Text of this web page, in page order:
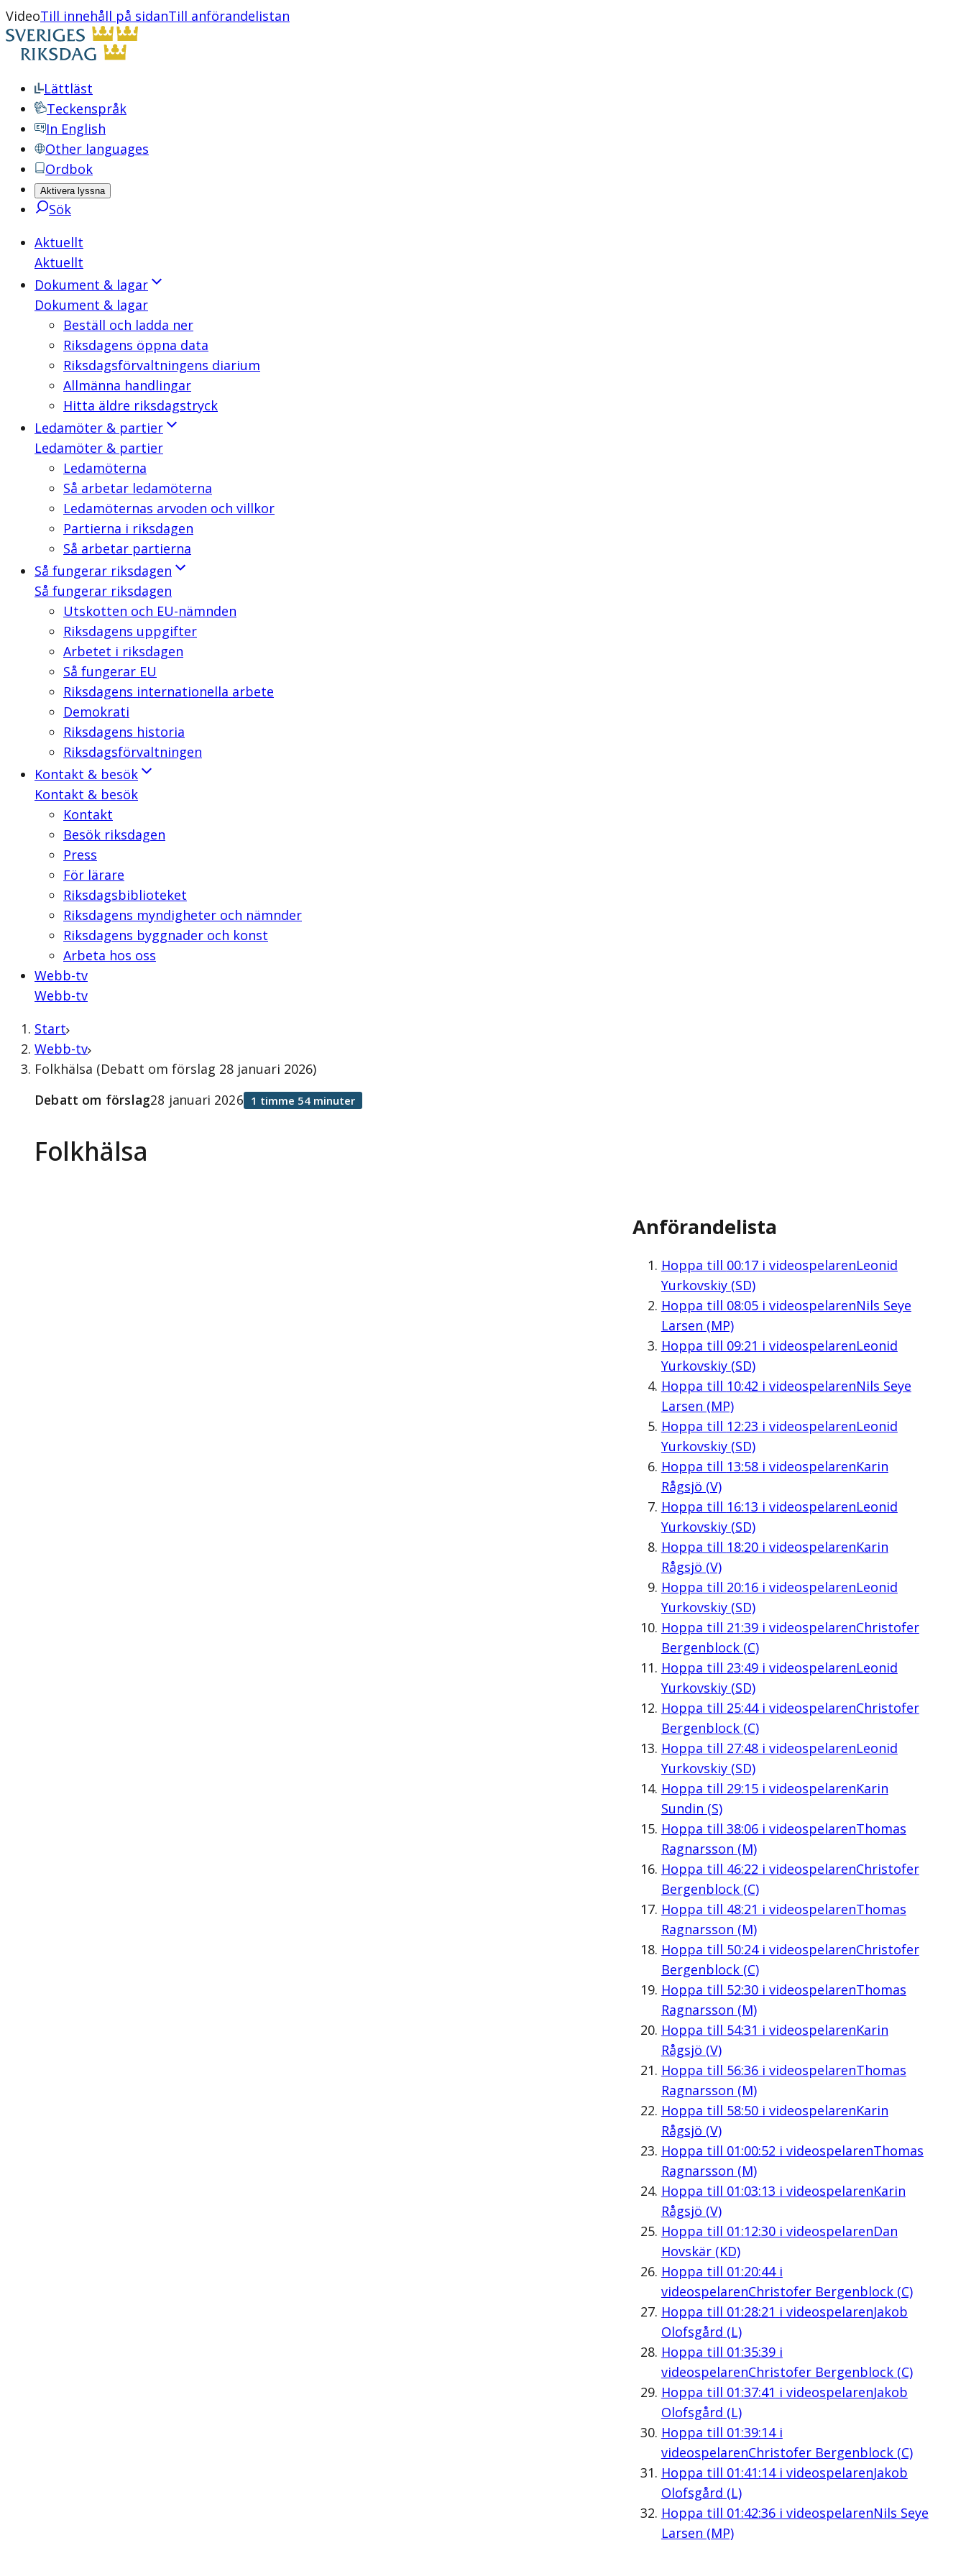
VideoTill innehåll på sidanTill anförandelistan
Lättläst
Teckenspråk
In English
Other languages
Ordbok
Aktivera lyssna
Sök
Aktuellt
Aktuellt
Dokument & lagar
Dokument & lagar
Beställ och ladda ner
Riksdagens öppna data
Riksdagsförvaltningens diarium
Allmänna handlingar
Hitta äldre riksdagstryck
Ledamöter & partier
Ledamöter & partier
Ledamöterna
Så arbetar ledamöterna
Ledamöternas arvoden och villkor
Partierna i riksdagen
Så arbetar partierna
Så fungerar riksdagen
Så fungerar riksdagen
Utskotten och EU-nämnden
Riksdagens uppgifter
Arbetet i riksdagen
Så fungerar EU
Riksdagens internationella arbete
Demokrati
Riksdagens historia
Riksdagsförvaltningen
Kontakt & besök
Kontakt & besök
Kontakt
Besök riksdagen
Press
För lärare
Riksdagsbiblioteket
Riksdagens myndigheter och nämnder
Riksdagens byggnader och konst
Arbeta hos oss
Webb-tv
Webb-tv
Start
Webb-tv
Folkhälsa (Debatt om förslag 28 januari 2026)
Folkhälsa
Debatt om förslag28 januari 2026 1 timme 54 minuter
Anförandelista
Hoppa till 00:17i videospelarenLeonid
Yurkovskiy (SD)
Hoppa till 08:05i videospelarenNils Seye
Larsen (MP)
Hoppa till 09:21 i videospelarenLeonid
Yurkovskiy (SD)
Hoppa till 10:42 i videospelarenNils Seye
Larsen (MP)
Hoppa till 12:23 i videospelarenLeonid
Yurkovskiy (SD)
Hoppa till 13:58i videospelarenKarin
Rågsjö (V)
Hoppa till 16:13 i videospelarenLeonid
Yurkovskiy (SD)
Hoppa till 18:20i videospelarenKarin
Rågsjö (V)
Hoppa till 20:16i videospelarenLeonid
Yurkovskiy (SD)
Hoppa till 21:39i videospelarenChristofer
Bergenblock (C)
Hoppa till 23:49i videospelarenLeonid
Yurkovskiy (SD)
Hoppa till 25:44i videospelarenChristofer
Bergenblock (C)
Hoppa till 27:48i videospelarenLeonid
Yurkovskiy (SD)
Hoppa till 29:15i videospelarenKarin
Sundin (S)
Hoppa till 38:06i videospelarenThomas
Ragnarsson (M)
Hoppa till 46:22 i videospelarenChristofer
Bergenblock (C)
Hoppa till 48:21 i videospelarenThomas
Ragnarsson (M)
Hoppa till 50:24i videospelarenChristofer
Bergenblock (C)
Hoppa till 52:30i videospelarenThomas
Ragnarsson (M)
Hoppa till 54:31 i videospelarenKarin
Rågsjö (V)
Hoppa till 56:36i videospelarenThomas
Ragnarsson (M)
Hoppa till 58:50i videospelarenKarin
Rågsjö (V)
Hoppa till 01:00:52 i videospelarenThomas
Ragnarsson (M)
Hoppa till 01:03:13 i videospelarenKarin
Rågsjö (V)
Hoppa till 01:12:30i videospelarenDan
Hovskär (KD)
Hoppa till 01:20:44i
videospelarenChristofer Bergenblock (C)
Hoppa till 01:28:21 i videospelarenJakob
Olofsgård (L)
Hoppa till 01:35:39i
videospelarenChristofer Bergenblock (C)
Hoppa till 01:37:41 i videospelarenJakob
Olofsgård (L)
Hoppa till 01:39:14i
videospelarenChristofer Bergenblock (C)
Hoppa till 01:41:14i videospelarenJakob
Olofsgård (L)
Hoppa till 01:42:36i videospelarenNils Seye
Larsen (MP)